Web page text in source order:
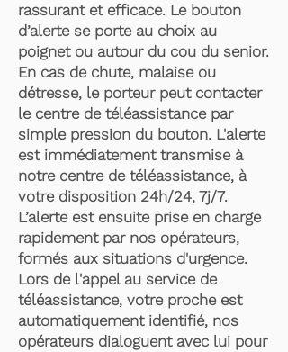
rassurant et efficace. Le bouton
d’alerte se porte au choix au
poignet ou autour du cou du senior.
En cas de chute, malaise ou
détresse, le porteur peut contacter
le centre de téléassistance par
simple pression du bouton. L'alerte
est immédiatement transmise à
notre centre de téléassistance, à
votre disposition 24h/24, 7j/7.
L’alerte est ensuite prise en charge
rapidement par nos opérateurs,
formés aux situations d'urgence.
Lors de l'appel au service de
téléassistance, votre proche est
automatiquement identifié, nos
opérateurs dialoguent avec lui pour